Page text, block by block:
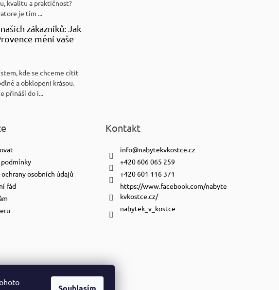
Souhlasím
kvalitu a praktičnost?
je tím ...
zákazníků: Jak
mění vaše
kde se chceme cítit
a obklopeni krásou.
přináší do i...
osobních údajů
řád
Kontakt
info@nabytekvkostce.cz
+420 606 065 259
+420 601 116 371
https://www.facebook.com/nabyte
kvkostce.cz/
nabytek_v_kostce